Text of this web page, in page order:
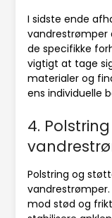
I sidste ende
de specifikke
vigtigt at tage
materialer og
ens individuelle
4.
Polstring og
mod stød og